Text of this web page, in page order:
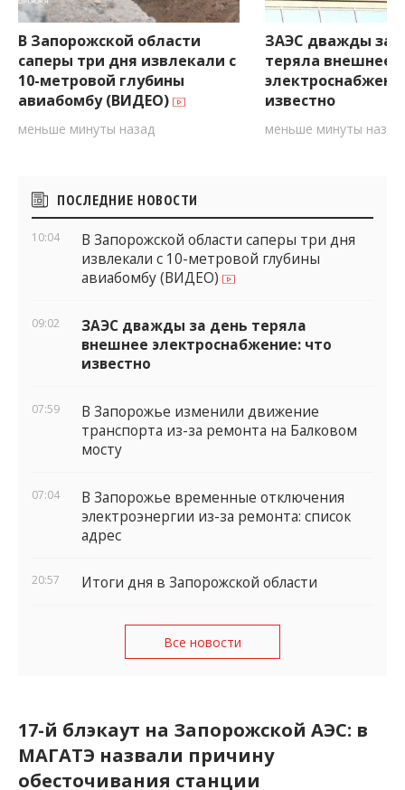
В Запорожской области
саперы три дня извлекали с
10-метровой глубины
авиабомбу (ВИДЕО)
меньше минуты назад
ЗАЭС дважды за
теряла внешнее
известно
меньше минуты назад
Боковые
виджеты
ПОСЛЕДНИЕ НОВОСТИ
10:04
В Запорожской области саперы три дня
извлекали с 10-метровой глубины
авиабомбу (ВИДЕО)
09:02
ЗАЭС дважды за день теряла
внешнее электроснабжение: что
известно
07:59
В Запорожье изменили движение
транспорта из-за ремонта на Балковом
мосту
07:04
В Запорожье временные отключения
электроэнергии из-за ремонта: список
адрес
20:57 Итоги дня в Запорожской области
Все новости
17-й блэкаут на Запорожской АЭС: в
МАГАТЭ назвали причину
обесточивания станции